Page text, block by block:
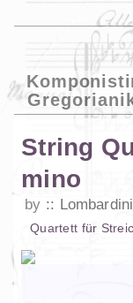
String
mino
by
Quartett für